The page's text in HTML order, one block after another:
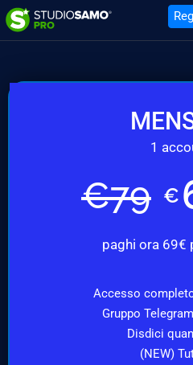
1
€79 €
paghi ora 69€
Accesso
Gruppo
Disdici
(NEW)